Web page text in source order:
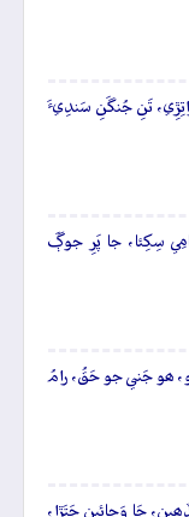
تَنِ جُنگَنِ سَندِيءَ
سِکِئا، جا پَرِ جوڳَ
ھو جَني جو حَقُ، رامُ
جَا وَڄائِينِ جَتَڙا،